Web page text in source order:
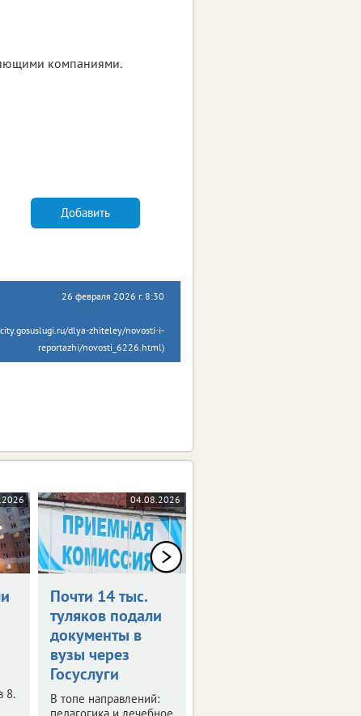
компаниями.
Добавить
26 февраля 2026 г. 8:30
dlya-zhiteley/novosti-i-
reportazhi/novosti_6226.html)
8.
04.08.2026
Почти 14 тыс.
туляков подали
документы в
вузы через
Госуслуги
В топе направлений: